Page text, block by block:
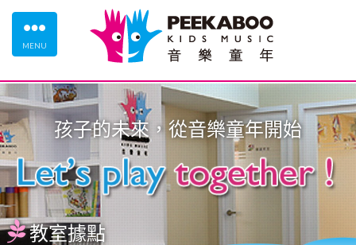
MENU
孩子的未來，從音樂童年開始
教室據點